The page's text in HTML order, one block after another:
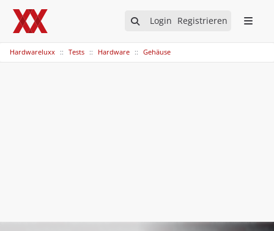
Login Registrieren
Hardwareluxx Tests Hardware Gehäuse